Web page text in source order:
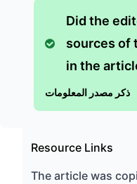
Did the
sources of
in the
ذكر مصدر المعلومات
Resource Links
The article was